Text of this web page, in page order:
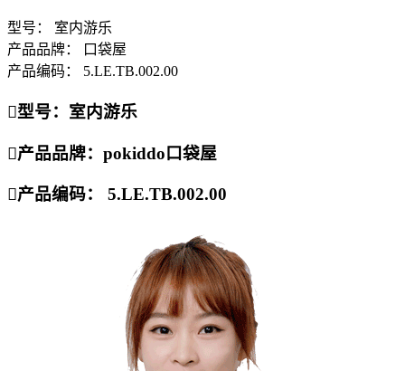
型号： 室内游乐
产品品牌： 口袋屋
产品编码： 5.LE.TB.002.00
型号：室内游乐
产品品牌：pokiddo口袋屋
产品编码： 5.LE.TB.002.00